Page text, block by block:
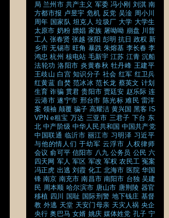
局 兰州市 共产主义 军委 冯小刚 刘淇 南
方都市报 卢昱宇 危机 反党 吴淦 周小川
周年 国家队 坦克人 垃圾厂 大学 大学生
太原市 奶粉 嫖娼 家族 屠呦呦 崩盘 川普
工人 张春贤 张越 张阳 彭明 抗日 政权 新
乡市 无锡市 旺角 暴跌 朱熔基 李长春 李
鸿忠 杭州 核电站 毛新宇 江苏 江青 沉船
法轮功 洛阳市 炎黄春秋 牡丹峰 王建平
王歧山 白宫 知识分子 社会 红军 红卫兵
红黄蓝 自焚 范冰冰 范长龙 蔡英文 计划
生育 诈骗 贯君 贵阳市 贾廷安 赵乐际 连
云港市 遂宁市 邢台市 陈光标 难民 雷洋
案 领袖 颠覆 骗子 高耀洁 黄兴国 黑客
IS
VPN e租宝 万达 三亚市 三君子 下台 东
北 中产阶级 中华人民共和国 中国共产党
中国联通 临沂市 丽江市 习明泽 习近平
与他的情人们 于幼军 云浮市 人权律师
会议 俞可平 信阳市 八九 公务员 公民 六
四天网 军人 军区 军改 军权 农民工 冤案
冯正虎 出逃 刘霞 化工 北海市 医院 华国
锋 南京 南充市 南昌市 南阳市 台独 吴建
民 周本顺 哈尔滨市 唐山市 唐荆陵 器官
移植 四川 国耻 国际刑警 地下钱庄 基督
教 外逃 天堂 天安门母亲 天灾人祸 央企
央行 奥巴马 女婿 姚庆 媒体姓党 孔子 宁